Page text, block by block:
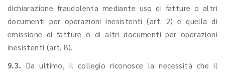
dichiarazione fraudolenta mediante uso di fatture o altri
documenti per operazioni inesistenti (art. 2) e quella di
emissione di fatture o di altri documenti per operazioni
inesistenti (art. 8).
9.3. Da ultimo, il collegio riconosce la necessità che il